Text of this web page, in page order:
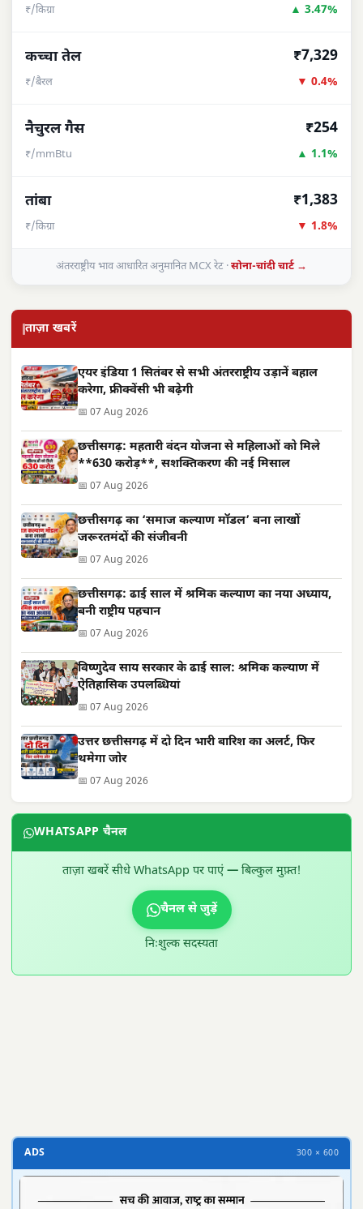
₹/किग्रा ▲ 3.47%
कच्चा तेल
₹/बैरल
₹7,329
▼ 0.4%
नैचुरल गैस
₹/mmBtu
₹254
▲ 1.1%
तांबा
₹/किग्रा
₹1,383
▼ 1.8%
अंतरराष्ट्रीय भाव आधारित अनुमानित MCX रेट ·सोना-चांदी चार्ट →
ताज़ा खबरें
एयर इंडिया 1 सितंबर से सभी अंतरराष्ट्रीय उड़ानें बहाल
करेगा, फ्रीक्वेंसी भी बढ़ेगी
📅 07 Aug 2026
छत्तीसगढ़: महतारी वंदन योजना से महिलाओं को मिले
**630 करोड़**, सशक्तिकरण की नई मिसाल
📅 07 Aug 2026
छत्तीसगढ़ का ‘समाज कल्याण मॉडल’ बना लाखों
जरूरतमंदों की संजीवनी
📅 07 Aug 2026
छत्तीसगढ़: ढाई साल में श्रमिक कल्याण का नया अध्याय,
बनी राष्ट्रीय पहचान
📅 07 Aug 2026
विष्णुदेव साय सरकार के ढाई साल: श्रमिक कल्याण में
ऐतिहासिक उपलब्धियां
📅 07 Aug 2026
उत्तर छत्तीसगढ़ में दो दिन भारी बारिश का अलर्ट, फिर
थमेगा जोर
📅 07 Aug 2026
WHATSAPP चैनल
ताज़ा खबरें सीधे WhatsApp पर पाएं — बिल्कुल मुफ़्त!
चैनल से जुड़ें
निःशुल्क सदस्यता
ADS 300 × 600